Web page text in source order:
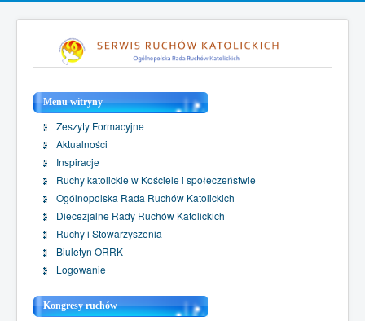
Menu witryny
Zeszyty Formacyjne
Aktualności
Inspiracje
Ruchy katolickie w Kościele i społeczeństwie
Ogólnopolska Rada Ruchów Katolickich
Diecezjalne Rady Ruchów Katolickich
Ruchy i Stowarzyszenia
Biuletyn ORRK
Logowanie
Kongresy ruchów